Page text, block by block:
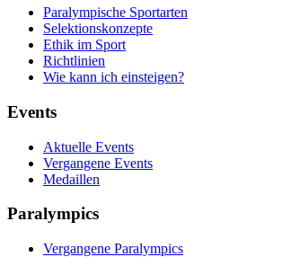
Paralympische Sportarten
Selektionskonzepte
Ethik im Sport
Richtlinien
Wie kann ich einsteigen?
Events
Aktuelle Events
Vergangene Events
Medaillen
Paralympics
Vergangene Paralympics